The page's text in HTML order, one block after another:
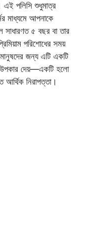
পলিসি শুধুমাত্র
মাধ্যমে আপনাকে
সাধারণত ৫ বছর বা তার
পরিশোধের সময়
জন্য এটি একটি
দেয়—একটি হলো
আর্থিক নিরাপত্তা।